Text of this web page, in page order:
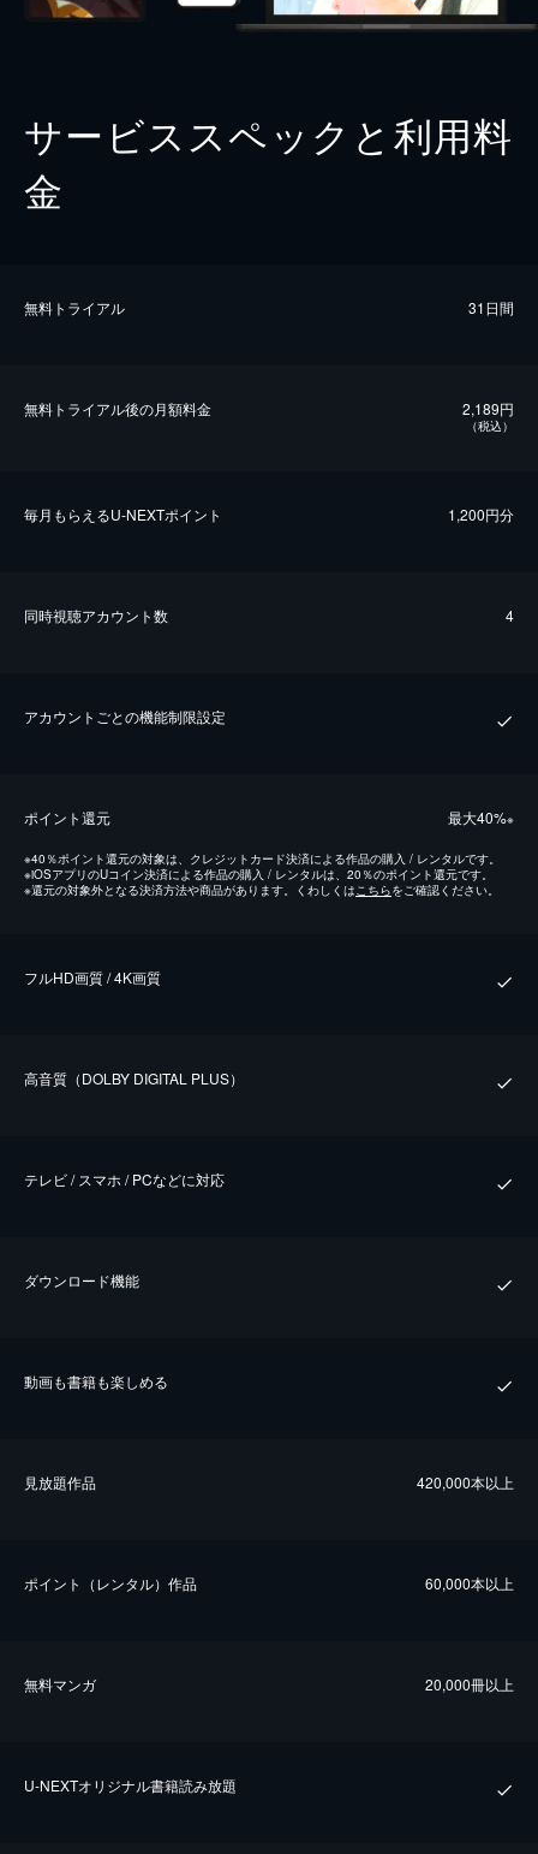
サービススペックと利用料
金
無料トライアル 31日間
無料トライアル後の⽉額料金 2,189円
（税込）
毎⽉もらえるU-NEXTポイント 1,200円分
同時視聴アカウント数 4
アカウントごとの機能制限設定
ポイント還元 最⼤40%※
※40％ポイント還元の対象は、クレジットカード決済による作品の購入 / レンタルです。
※iOSアプリのUコイン決済による作品の購入 / レンタルは、20％のポイント還元です。
※還元の対象外となる決済方法や商品があります。くわしくは こちらをご確認ください。
フルHD画質 / 4K画質
⾼⾳質（DOLBY DIGITAL PLUS）
テレビ / スマホ / PCなどに対応
ダウンロード機能
動画も書籍も楽しめる
⾒放題作品 420,000本以上
ポイント（レンタル）作品 60,000本以上
無料マンガ 20,000冊以上
U-NEXTオリジナル書籍読み放題